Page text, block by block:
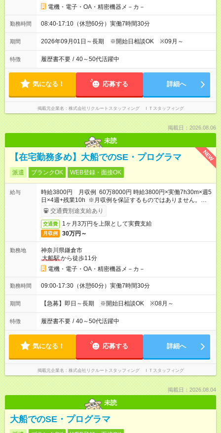
電機・電子・OA・精密機器メ－カ－
勤務時間 08:40-17:10（休憩60分）実働7時間30分
期間 2026年09月01日～長期 ※開始日相談OK ※09月～
特徴 履歴書不要 / 40～50代活躍中
気になる！ 応募する 詳細へ
掲載元企業名 株式会社リクルートスタッフィング ＩＴスタッフィング
掲載日：2026.08.06
未読
NEW
【在宅勤務多め】大船でのSE・プログラマ
派遣 ブランクOK WEB登録・面接OK
給与
時給3800円 月収例 60万8000円 時給3800円×実働7h30m×週5
日×4週+残業10h ※月収例を保証するものではありません。※給
与即受取りサービス利用可（利用条件有）
交通費別途支給あり
交通費 1ヶ月3万円を上限として実費支給
月収例 30万円～
勤務地
神奈川県鎌倉市
大船駅から徒歩11分
電機・電子・OA・精密機器メ－カ－
勤務時間 09:00-17:30（休憩60分）実働7時間30分
期間 【急募】即日～長期 ※開始日相談OK ※08月～
特徴 履歴書不要 / 40～50代活躍中
気になる！ 応募する 詳細へ
掲載元企業名 株式会社リクルートスタッフィング ＩＴスタッフィング
掲載日：2026.08.04
未読
大船でのSE・プログラマ